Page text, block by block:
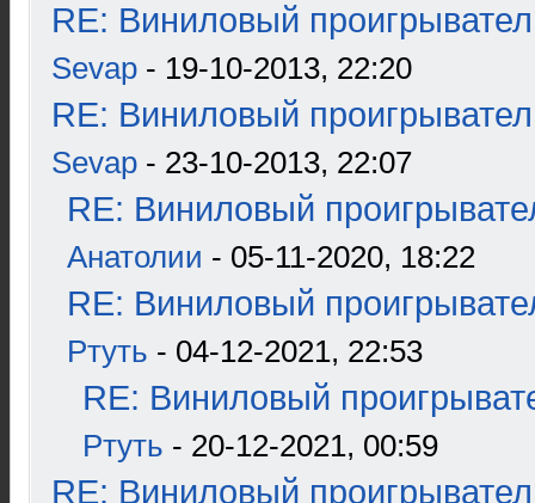
RE: Виниловый
Sevap - 19-10-2013, 22:20
RE: Виниловый
Sevap - 23-10-2013, 22:07
RE: Виниловый
Анатолии - 05-11-2020, 18:22
RE: Виниловый
Ртуть - 04-12-2021, 22:53
RE: Виниловый
Ртуть - 20-12-2021, 00:59
RE: Виниловый